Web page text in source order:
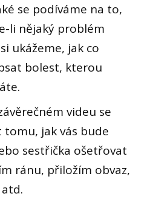
se podíváme na to,
li nějaký problém
ukážeme, jak co
bolest, kterou
videu se
jak vás bude
sestřička ošetřovat
ránu, přiložím obvaz,